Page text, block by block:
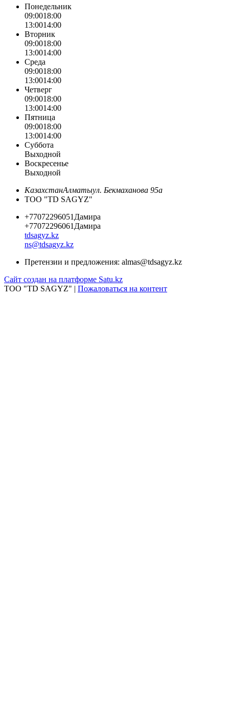
Понедельник
09:0018:00
13:0014:00
Вторник
09:0018:00
13:0014:00
Среда
09:0018:00
13:0014:00
Четверг
09:0018:00
13:0014:00
Пятница
09:0018:00
13:0014:00
Суббота
Выходной
Воскресенье
Выходной
КазахстанАлматыул. Бекмаханова 95а
ТОО "TD SAGYZ"
+77072296051 Дамира
+77072296061 Дамира
tdsagyz.kz
ns@tdsagyz.kz
Претензии и предложения: almas@tdsagyz.kz
Сайт создан на платформе Satu.kz
ТОО "TD SAGYZ" | Пожаловаться на контент